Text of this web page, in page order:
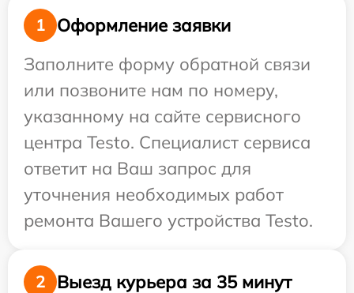
1
Оформление заявки
Заполните форму обратной связи
или позвоните нам по номеру,
указанному на сайте сервисного
центра Testo. Специалист сервиса
ответит на Ваш запрос для
уточнения необходимых работ
ремонта Вашего устройства Testo.
2 Выезд курьера за 35 минут